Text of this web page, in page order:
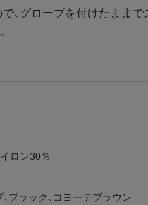
、グローブを付けたまま
ロン30％
ブラック、コヨーテブラウン